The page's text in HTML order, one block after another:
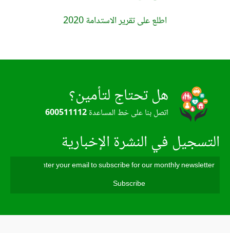
اطلع على تقرير الاستدامة 2020
هل تحتاج لتأمين؟
اتصل بنا على خط المساعدة600511112
التسجيل في النشرة الإخبارية